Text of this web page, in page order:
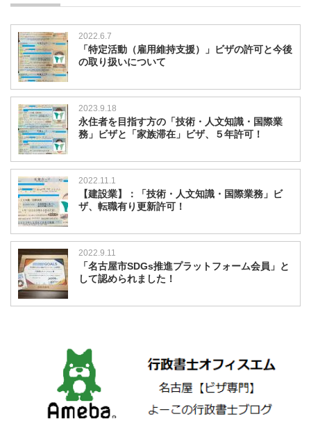
2022.6.7
「特定活動（雇用維持支援）」ビザの許可と今後
の取り扱いについて
2023.9.18
永住者を目指す方の「技術・人文知識・国際業
務」ビザと「家族滞在」ビザ、５年許可！
2022.11.1
【建設業】：「技術・人文知識・国際業務」ビ
ザ、転職有り更新許可！
2022.9.11
「名古屋市SDGs推進プラットフォーム会員」と
して認められました！